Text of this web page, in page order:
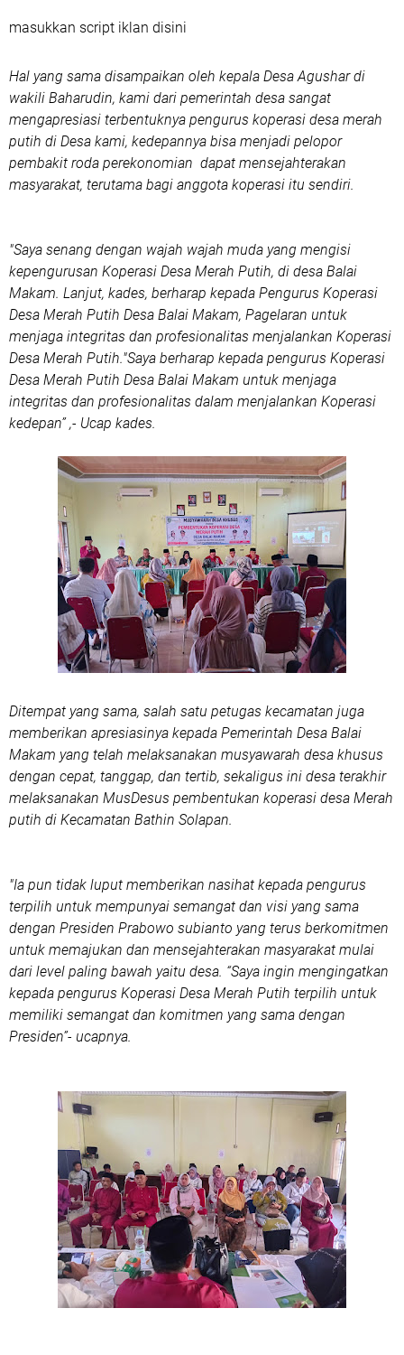
masukkan script iklan disini
Hal yang sama disampaikan oleh kepala Desa Agushar di
wakili Baharudin, kami dari pemerintah desa sangat
mengapresiasi terbentuknya pengurus koperasi desa merah
putih di Desa kami, kedepannya bisa menjadi pelopor
pembakit roda perekonomian dapat mensejahterakan
masyarakat, terutama bagi anggota koperasi itu sendiri.
"Saya senang dengan wajah wajah muda yang mengisi
kepengurusan Koperasi Desa Merah Putih, di desa Balai
Makam. Lanjut, kades, berharap kepada Pengurus Koperasi
Desa Merah Putih Desa Balai Makam, Pagelaran untuk
menjaga integritas dan profesionalitas menjalankan Koperasi
Desa Merah Putih."Saya berharap kepada pengurus Koperasi
Desa Merah Putih Desa Balai Makam untuk menjaga
integritas dan profesionalitas dalam menjalankan Koperasi
kedepan” ,- Ucap kades.
Ditempat yang sama, salah satu petugas kecamatan juga
memberikan apresiasinya kepada Pemerintah Desa Balai
Makam yang telah melaksanakan musyawarah desa khusus
dengan cepat, tanggap, dan tertib, sekaligus ini desa terakhir
melaksanakan MusDesus pembentukan koperasi desa Merah
putih di Kecamatan Bathin Solapan.
"Ia pun tidak luput memberikan nasihat kepada pengurus
terpilih untuk mempunyai semangat dan visi yang sama
dengan Presiden Prabowo subianto yang terus berkomitmen
untuk memajukan dan mensejahterakan masyarakat mulai
dari level paling bawah yaitu desa. “Saya ingin mengingatkan
kepada pengurus Koperasi Desa Merah Putih terpilih untuk
memiliki semangat dan komitmen yang sama dengan
Presiden”- ucapnya.